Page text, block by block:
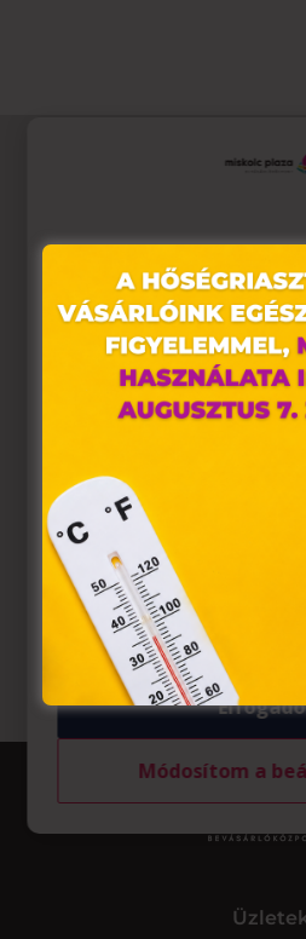
Weboldalunkon „cookie"-kat
alkalmazunk. Ezek olyan fájlok,
tárolnak webes böngészőjében.
hozzájárulása szükséges.
A „sütiket" az elektronikus
törvény, az elektronikus
információs társadalommal
egyes kérdéseiről szóló 2001. évi
az Európai Unió előírásainak
Azon weblapoknak, melyek az
belül működnek, a „sütik"
felhasználó számítógépén vagy
tárolásához a felhasználók
Módosítom a